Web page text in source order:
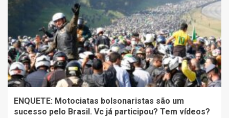
ENQUETE: Motociatas bolsonaristas são um
sucesso pelo Brasil. Vc já participou? Tem vídeos?